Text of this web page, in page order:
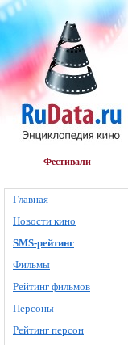
Фестивали
Главная
Новости кино
SMS-рейтинг
Фильмы
Рейтинг фильмов
Персоны
Рейтинг персон